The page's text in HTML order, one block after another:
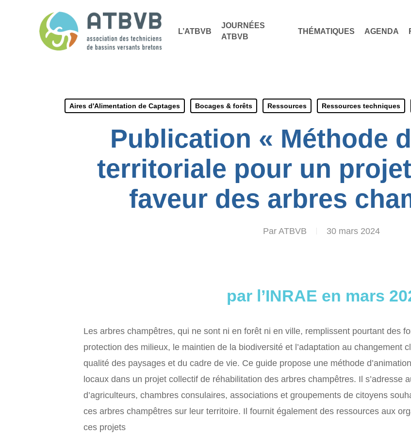
L’ATBVB
JOURNÉES
ATBVB
THÉMATIQUES AGENDA
Aires d'Alimentation de Captages Bocages & forêts Ressources Ressources techniques
Publication « Méthode
territoriale pour un
faveur des arbres
Par ATBVB 30 mars 2024
par l’INRAE en mars
Les arbres champêtres, qui ne sont ni en forêt ni en ville, remplissent pourtant des
protection des milieux, le maintien de la biodiversité et l’adaptation au changement
qualité des paysages et du cadre de vie. Ce guide propose une méthode
locaux dans un projet collectif de réhabilitation des arbres champêtres. Il s’adresse
d’agriculteurs, chambres consulaires, associations et groupements de citoyens
ces arbres champêtres sur leur territoire. Il fournit également des ressources aux
ces projets